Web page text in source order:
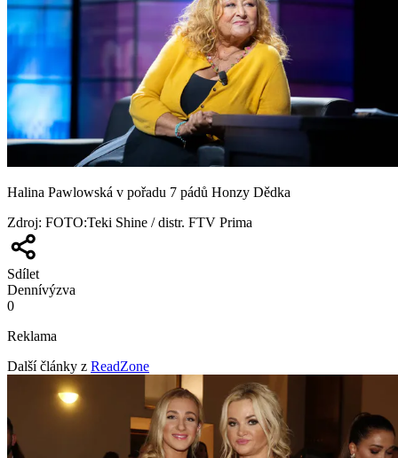
Halina Pawlowská v pořadu 7 pádů Honzy Dědka
Zdroj: FOTO:Teki Shine / distr. FTV Prima
Sdílet
Dennívýzva
0
Reklama
Další články z ReadZone